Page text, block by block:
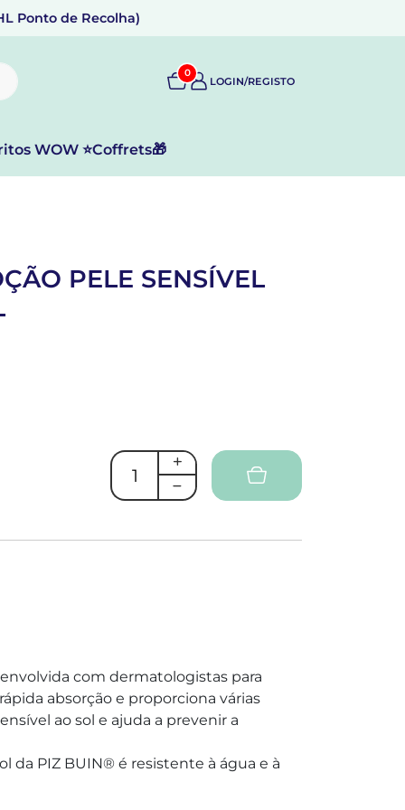
Ponto de Recolha)
0
LOGIN/REGISTO
WOW ⭐Coffrets🎁
PELE SENSÍVEL
com dermatologistas para
absorção e proporciona várias
ao sol e ajuda a prevenir a
da PIZ BUIN® é resistente à água e à